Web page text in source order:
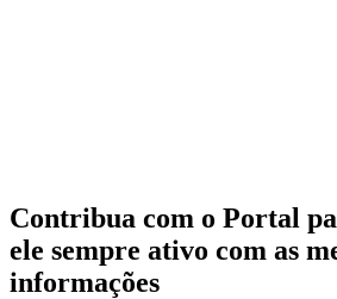
Contribua com o Portal
ele sempre ativo com as
informações